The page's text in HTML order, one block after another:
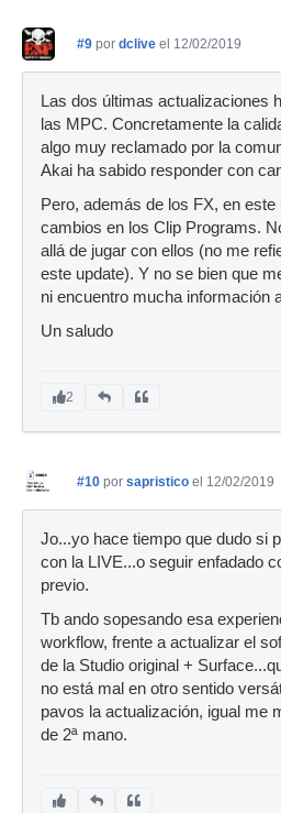
#9 por dclive el 12/02/2019
Las dos últimas actualizaciones
las MPC. Concretamente la
algo muy reclamado por la
Akai ha sabido responder con
Pero, además de los FX, en este
cambios en los Clip Programs.
allá de jugar con ellos (no me
este update). Y no se bien que
ni encuentro mucha información
Un saludo
2
#10 por sapristico el 12/02/2019
Jo...yo hace tiempo que dudo si
con la LIVE...o seguir enfadado
previo.
Tb ando sopesando esa
workflow, frente a actualizar el
de la Studio original +
no está mal en otro sentido
pavos la actualización, igual me
de 2ª mano.